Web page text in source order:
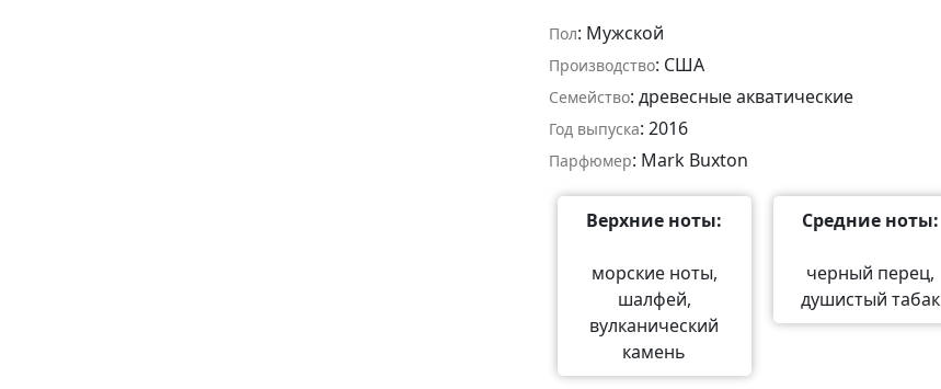
Пол: Мужской
Производство: США
Семейство: древесные акватические
Год выпуска: 2016
Парфюмер: Mark Buxton
Верхние ноты:
морские ноты,
шалфей,
вулканический
камень
Средние ноты:
черный перец,
душистый табак